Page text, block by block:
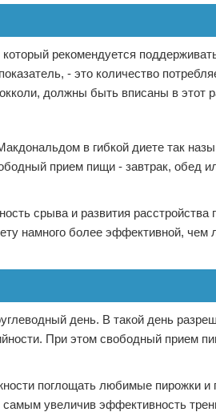
рекомендуется
- это количество
должны быть вписаны в этот
в гибкой диете так
прием пищи - завтрак, обед
срыва и развития расстройства
намного более эффективной, чем
день. В такой день
При этом свободный прием
поглощать любимые пирожки
увеличив эффективность